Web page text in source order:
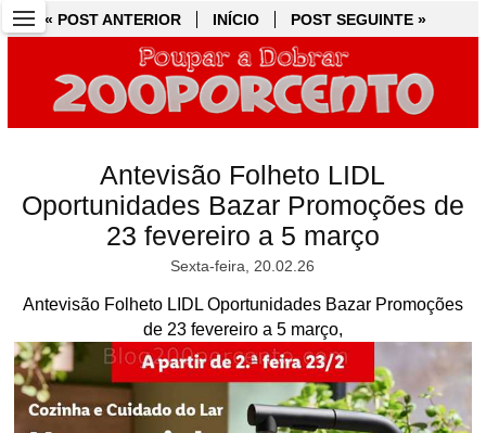
« POST ANTERIOR INÍCIO POST SEGUINTE »
Antevisão Folheto LIDL
Oportunidades Bazar Promoções de
23 fevereiro a 5 março
Sexta-feira, 20.02.26
Antevisão Folheto LIDL Oportunidades Bazar Promoções
de 23 fevereiro a 5 março,
« POST ANTERIOR INÍCIO POST SEGUINTE »